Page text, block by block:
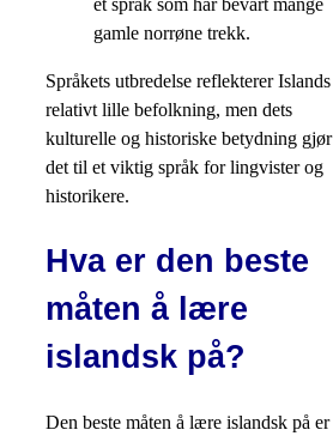
gamle norrøne trekk.
Språkets utbredelse reflekterer Islands
relativt lille befolkning, men dets
kulturelle og historiske betydning gjør
det til et viktig språk for lingvister og
historikere.
Hva er den beste
måten å lære
islandsk på?
Den beste måten å lære islandsk på er